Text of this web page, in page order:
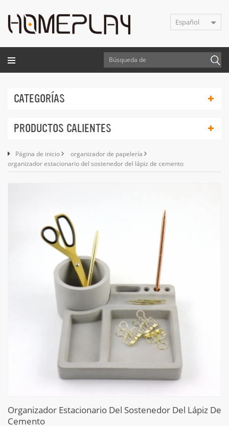
Español
CATEGORÍAS
PRODUCTOS CALIENTES
Página de inicio
organizador de papelería
organizador estacionario del sostenedor del lápiz de cemento
Organizador Estacionario Del Sostenedor Del Lápiz De
Cemento